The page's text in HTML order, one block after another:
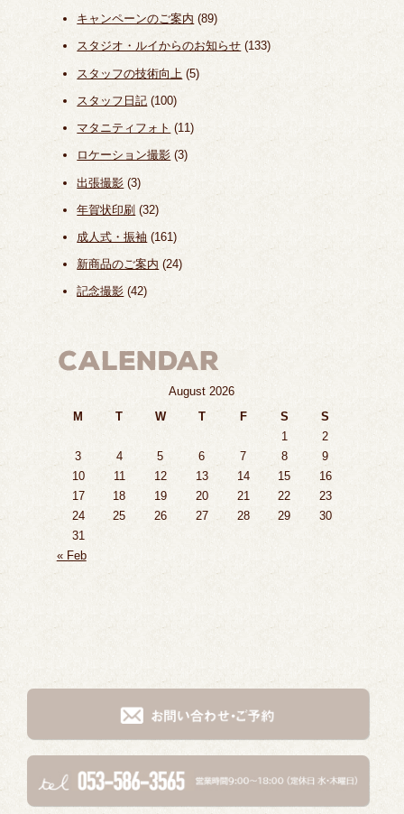
キャンペーンのご案内 (89)
スタジオ・ルイからのお知らせ (133)
スタッフの技術向上 (5)
スタッフ日記 (100)
マタニティフォト (11)
ロケーション撮影 (3)
出張撮影 (3)
年賀状印刷 (32)
成人式・振袖 (161)
新商品のご案内 (24)
記念撮影 (42)
August 2026
M
T W T F S
S
1
2
3
4 5 6 7 8
9
10
11 12 13 14 15
16
17
18 19 20 21 22
23
24
25 26 27 28 29
30
31
« Feb